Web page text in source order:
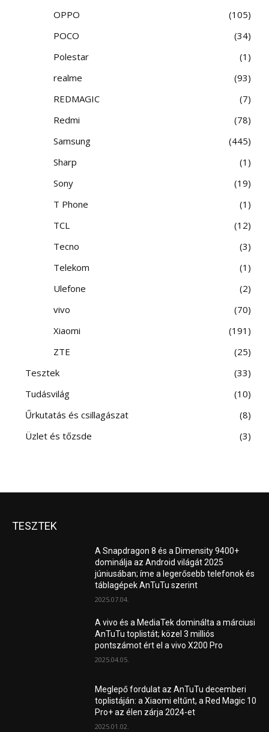
OPPO
105
POCO
34
Polestar
1
realme
93
REDMAGIC
7
Redmi
78
Samsung
445
Sharp
1
Sony
19
T Phone
1
TCL
12
Tecno
3
Telekom
1
Ulefone
2
vivo
70
Xiaomi
191
ZTE
25
Tesztek
33
Tudásvilág
10
Űrkutatás és csillagászat
8
Üzlet és tőzsde
3
TESZTEK
A Snapdragon 8 és a Dimensity 9400+
dominálja az Android világát 2025
júniusában; íme a legerősebb telefonok és
táblagépek AnTuTu szerint
2025.07.04.
A vivo és a MediaTek dominálta a márciusi
AnTuTu toplistát; közel 3 milliós
pontszámot ért el a vivo X200 Pro
2025.04.05.
Meglepő fordulat az AnTuTu decemberi
toplistáján: a Xiaomi eltűnt, a Red Magic 10
Pro+ az élen zárja 2024-et
2025.01.02.